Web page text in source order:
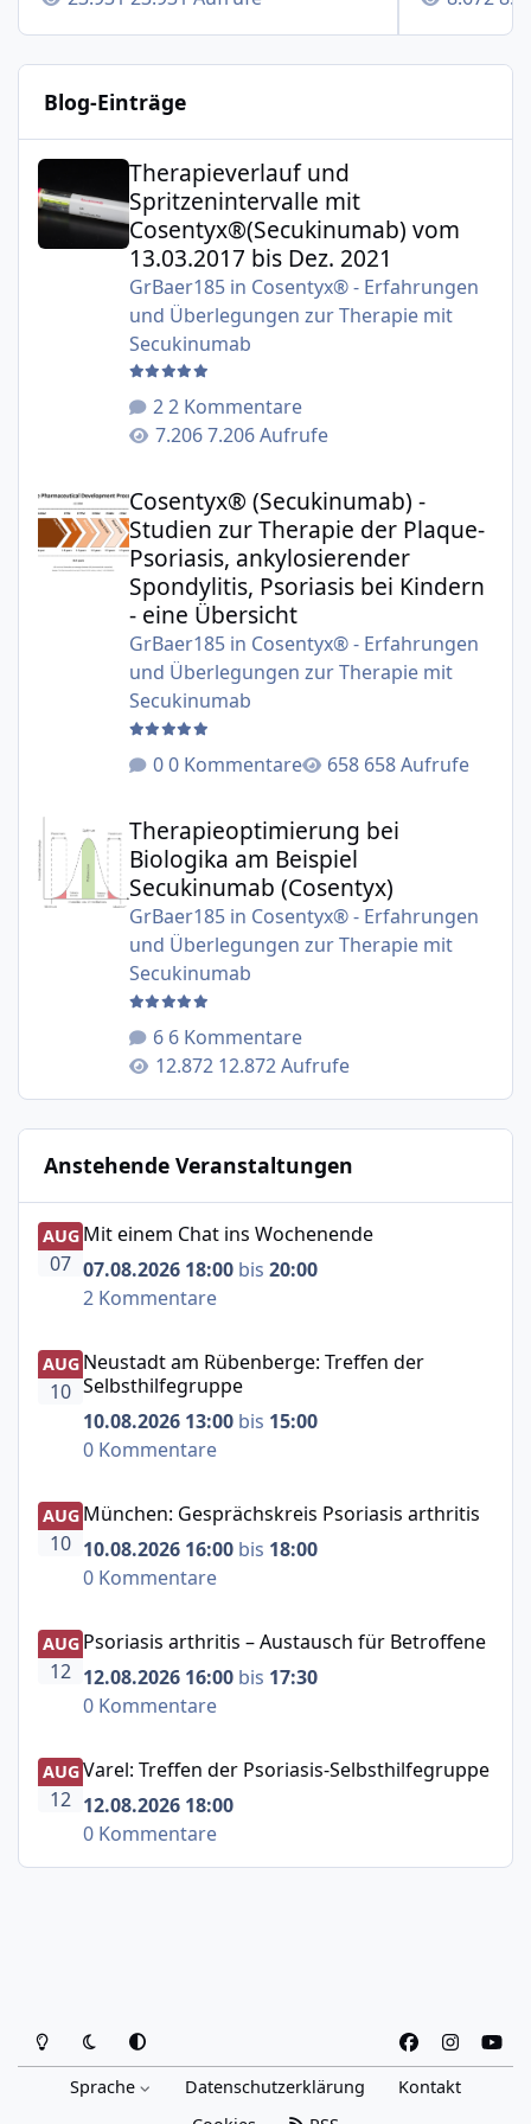
Blog-Einträge
Therapieverlauf und Spritzenintervalle mit
Therapieverlauf und
Spritzenintervalle mit
Cosentyx®(Secukinumab) vom
13.03.2017 bis Dez. 2021
GrBaer185in Cosentyx® - Erfahrungen
und Überlegungen zur Therapie mit
Secukinumab
2 Kommentare
7.206 Aufrufe
Cosentyx® (Secukinumab) -
Studien zur Therapie der Plaque-
Psoriasis, ankylosierender
Spondylitis, Psoriasis bei Kindern
- eine Übersicht
GrBaer185in Cosentyx® - Erfahrungen
und Überlegungen zur Therapie mit
Secukinumab
0 Kommentare
658 Aufrufe
Therapieoptimierung bei Biologika am Beispiel
Therapieoptimierung bei
Biologika am Beispiel
Secukinumab (Cosentyx)
GrBaer185in Cosentyx® - Erfahrungen
und Überlegungen zur Therapie mit
Secukinumab
6 Kommentare
12.872 Aufrufe
Anstehende Veranstaltungen
Mit einem Chat ins Wochenende
AUG
07
Mit einem Chat ins Wochenende
07.08.2026 18:00 bis 20:00
2 Kommentare
Neustadt am Rübenberge: Treffen der Selbsthilfegruppe
AUG
10
Neustadt am Rübenberge: Treffen der
Selbsthilfegruppe
10.08.2026 13:00 bis 15:00
0 Kommentare
München: Gesprächskreis Psoriasis arthritis
AUG
10
München: Gesprächskreis Psoriasis arthritis
10.08.2026 16:00 bis 18:00
0 Kommentare
Psoriasis arthritis – Austausch für Betroffene
AUG
12
Psoriasis arthritis – Austausch für Betroffene
12.08.2026 16:00 bis 17:30
0 Kommentare
Varel: Treffen der Psoriasis-Selbsthilfegruppe
AUG
12
Varel: Treffen der Psoriasis-Selbsthilfegruppe
12.08.2026 18:00
0 Kommentare
Heller ModusDunkler Modus
Systemeinstellung
a
n
s
o
Sprache Datenschutzerklärung
Kontakt